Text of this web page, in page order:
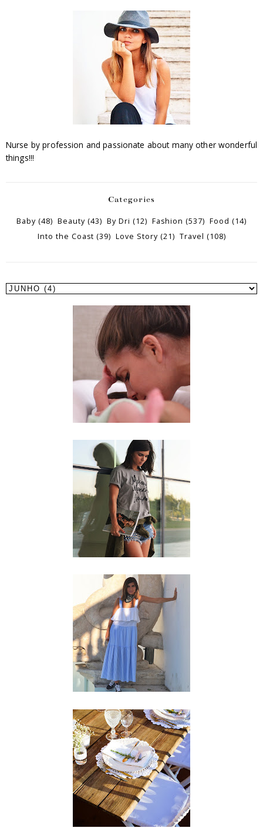
Nurse by profession and passionate about many other wonderful
things!!!
Categories
Baby (48) Beauty (43) By Dri (12) Fashion (537) Food (14)
Into the Coast (39) Love Story (21) Travel (108)